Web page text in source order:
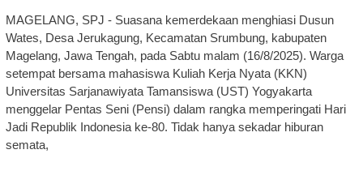
MAGELANG, SPJ - Suasana kemerdekaan menghiasi Dusun
Wates, Desa Jerukagung, Kecamatan Srumbung, kabupaten
Magelang, Jawa Tengah, pada Sabtu malam (16/8/2025). Warga
setempat bersama mahasiswa Kuliah Kerja Nyata (KKN)
Universitas Sarjanawiyata Tamansiswa (UST) Yogyakarta
menggelar Pentas Seni (Pensi) dalam rangka memperingati Hari
Jadi Republik Indonesia ke-80. Tidak hanya sekadar hiburan
semata,